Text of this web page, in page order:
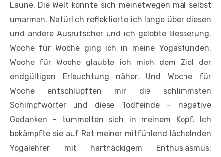
Laune. Die Welt konnte sich meinetwegen mal selbst
umarmen. Natürlich reflektierte ich lange über diesen
und andere Ausrutscher und ich gelobte Besserung.
Woche für Woche ging ich in meine Yogastunden.
Woche für Woche glaubte ich mich dem Ziel der
endgültigen Erleuchtung näher. Und Woche für
Woche entschlüpften mir die schlimmsten
Schimpfwörter und diese Todfeinde – negative
Gedanken – tummelten sich in meinem Kopf. Ich
bekämpfte sie auf Rat meiner mitfühlend lächelnden
Yogalehrer mit hartnäckigem Enthusiasmus: